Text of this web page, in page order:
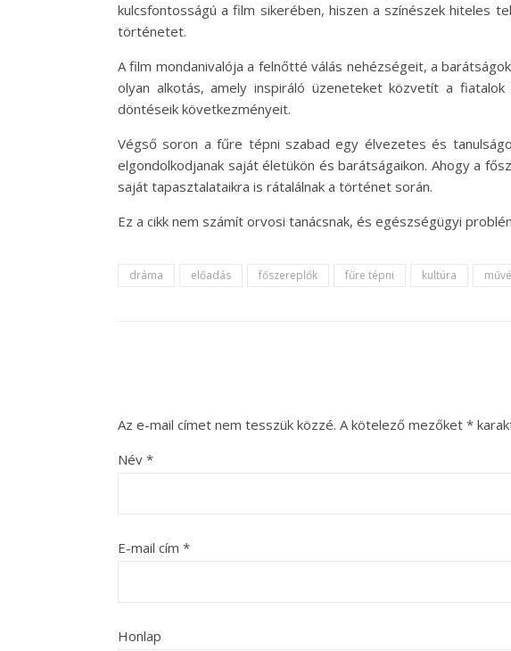
kulcsfontosságú a film sikerében, hiszen a színészek hiteles
történetet.
A film mondanivalója a felnőtté válás nehézségeit, a
olyan alkotás, amely inspiráló üzeneteket közvetít a
döntéseik következményeit.
Végső soron a fűre tépni szabad egy élvezetes és
elgondolkodjanak saját életükön és barátságaikon. Ahogy a
saját tapasztalataikra is rátalálnak a történet során.
Ez a cikk nem számít orvosi tanácsnak, és egészségügyi
dráma előadás főszereplők fűre tépni kultúra
Az e-mail címet nem tesszük közzé. A kötelező mezőket *
Név *
E-mail cím *
Honlap